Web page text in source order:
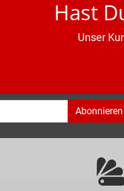
Hast
Unser
Abonnieren